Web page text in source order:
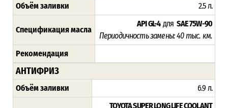
Объём заливки 2.5 л.
Спецификация масла
API GL-4 дляSAE 75W-90
Периодичность замены: 40 тыс. км.
Рекомендация
АНТИФРИЗ
Объём заливки 6.9 л.
TOYOTA SUPER LONG LIFE COOLANT